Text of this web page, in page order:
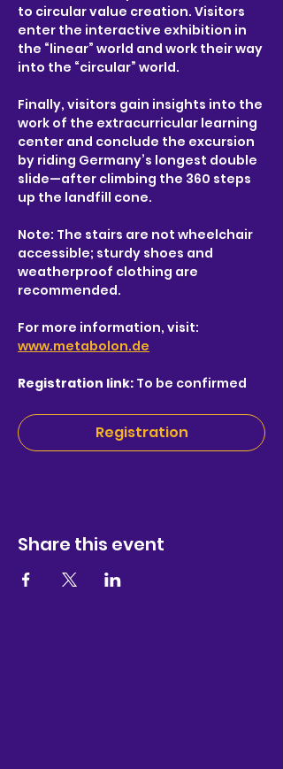
to circular value creation. Visitors
enter the interactive exhibition in
the “linear” world and work their way
into the “circular” world.
Finally, visitors gain insights into the
work of the extracurricular learning
center and conclude the excursion
by riding Germany’s longest double
slide—after climbing the 360 steps
up the landfill cone.
Note: The stairs are not wheelchair
accessible; sturdy shoes and
weatherproof clothing are
recommended.
For more information, visit:
www.metabolon.de
Registration link: To be confirmed
Registration
Share this event